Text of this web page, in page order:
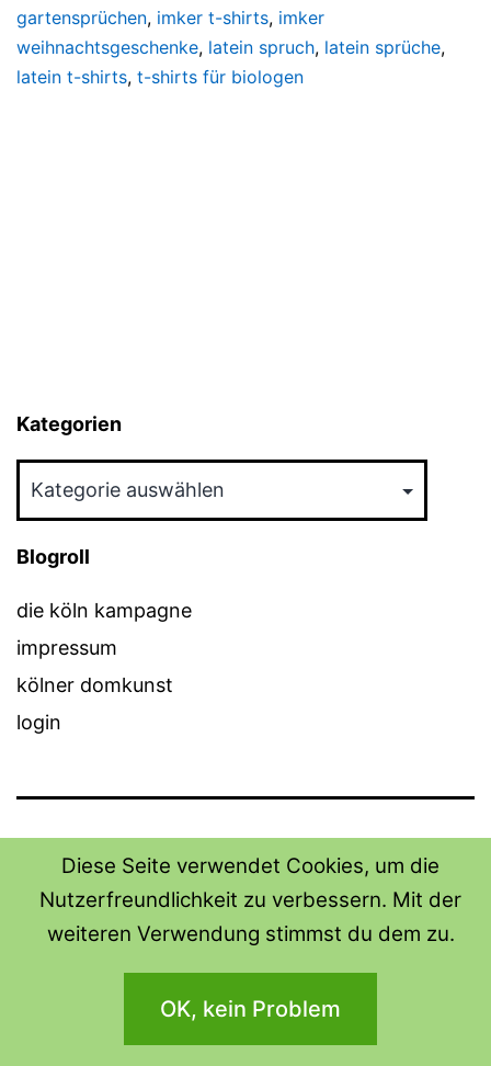
gartensprüchen, imker t-shirts, imker
weihnachtsgeschenke, latein spruch, latein sprüche,
latein t-shirts, t-shirts für biologen
Kategorien
Blogroll
die köln kampagne
impressum
kölner domkunst
login
THE SHIRT SHOPS
Datenschutzerklärung
Diese Seite verwendet Cookies, um die
Nutzerfreundlichkeit zu verbessern. Mit der
weiteren Verwendung stimmst du dem zu.
OK, kein Problem